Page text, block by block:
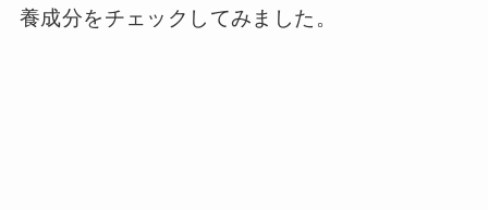
養成分をチェックしてみました。